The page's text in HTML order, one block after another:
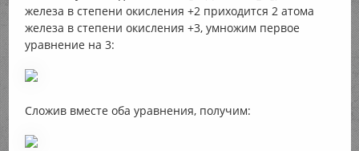
железа в степени окисления +2 приходится 2 атома
железа в степени окисления +3, умножим первое
уравнение на 3:
Сложив вместе оба уравнения, получим: